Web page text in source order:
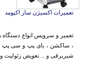
تعمیرات اکسیژن ساز اکیومد
تعمیر و سرویس انواع
، ساکشن ، بای پپ و سی پپ
شیربرقی و ... تعویض زئولیت و